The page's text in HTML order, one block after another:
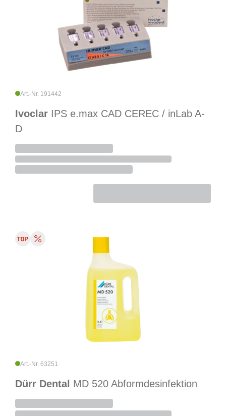
Art.-Nr. 191442
Ivoclar IPS e.max CAD CEREC / inLab A-
D
Art.-Nr. 63251
Dürr Dental MD 520 Abformdesinfektion